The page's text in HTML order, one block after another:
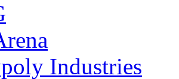
Industries